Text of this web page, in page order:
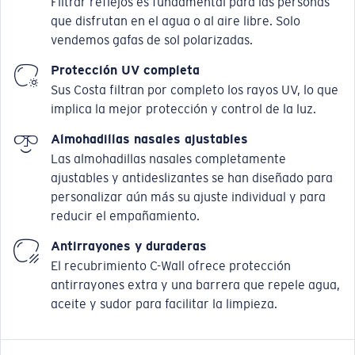
que disfrutan en el agua o al aire libre. Solo
vendemos gafas de sol polarizadas.
Protección UV completa
Sus Costa filtran por completo los rayos UV, lo que
implica la mejor protección y control de la luz.
Almohadillas nasales ajustables
Las almohadillas nasales completamente
ajustables y antideslizantes se han diseñado para
personalizar aún más su ajuste individual y para
reducir el empañamiento.
Antirrayones y duraderas
El recubrimiento C-Wall ofrece protección
antirrayones extra y una barrera que repele agua,
aceite y sudor para facilitar la limpieza.